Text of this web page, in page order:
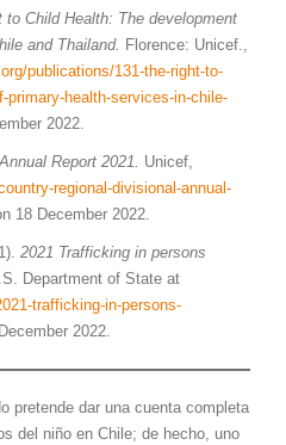
to Child Health: The development
and Thailand. Florence: Unicef.,
publications/131-the-right-to-
primary-health-services-in-chile-
2022.
Report 2021. Unicef,
regional-divisional-annual-
18 December 2022.
2021 Trafficking in persons
Department of State at
trafficking-in-persons-
2022.
pretende dar una cuenta completa
del niño en Chile; de hecho, uno